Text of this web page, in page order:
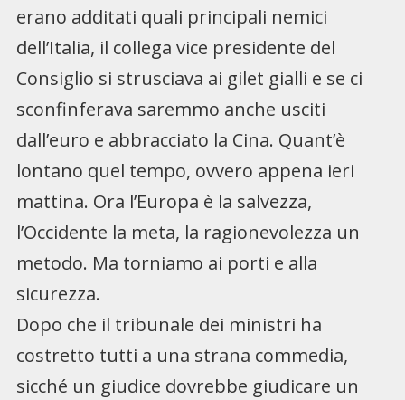
erano additati quali principali nemici
dell’Italia, il collega vice presidente del
Consiglio si strusciava ai gilet gialli e se ci
sconfinferava saremmo anche usciti
dall’euro e abbracciato la Cina. Quant’è
lontano quel tempo, ovvero appena ieri
mattina. Ora l’Europa è la salvezza,
l’Occidente la meta, la ragionevolezza un
metodo. Ma torniamo ai porti e alla
sicurezza.
Dopo che il tribunale dei ministri ha
costretto tutti a una strana commedia,
sicché un giudice dovrebbe giudicare un